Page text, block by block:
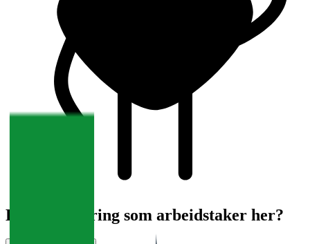
Har du erfaring som arbeidstaker her?